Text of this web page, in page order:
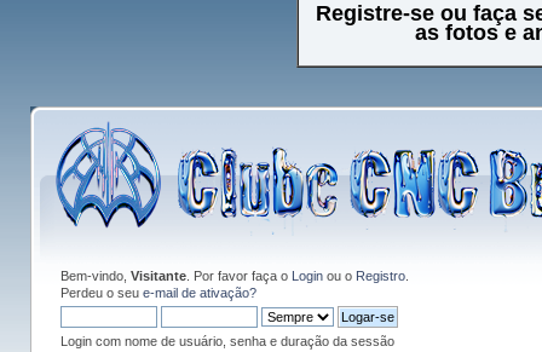
Registre-se ou faça
as fotos e
Bem-vindo, Visitante. Por favor faça o Loginou o Registro.
Perdeu o seu e-mail de ativação?
Login com nome de usuário, senha e duração da sessão